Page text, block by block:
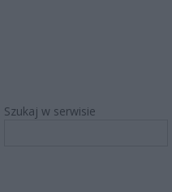
Szukaj w serwisie